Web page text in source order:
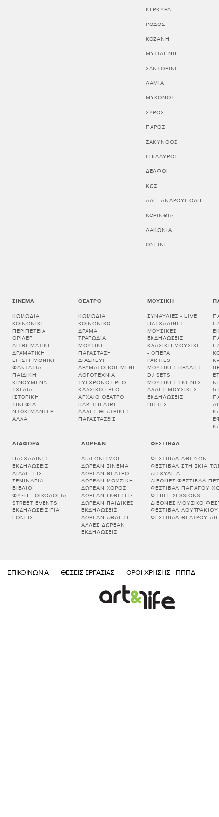
ΚΕΡΚΥΡΑ
ΡΟΔΟΣ
ΚΟΖΑΝΗ
ΜΥΤΙΛΗΝΗ
ΣΑΝΤΟΡΙΝΗ
ΛΑΜΙΑ
ΜΥΚΟΝΟΣ
ΣΥΡΟΣ
ΠΑΡΟΣ
ΖΑΚΥΝΘΟΣ
ΕΠΙΔΑΥΡΟΣ
ΔΕΛΦΟΙ
ΚΩΣ
ΑΛΕΞΑΝΔΡΟΥΠΟΛΗ
ΚΟΡΙΝΘΊΑ
ΛΑΚΩΝΊΑ
ONLINE
ΣΙΝΕΜΆ
ΚΩΜΩΔΊΑ
ΚΟΙΝΩΝΙΚΉ
ΠΕΡΙΠΈΤΕΙΑ
ΘΡΊΛΕΡ
ΑΙΣΘΗΜΑΤΙΚΉ
ΔΡΑΜΑΤΙΚΉ
ΕΠΙΣΤΗΜΟΝΙΚΉ
ΦΑΝΤΑΣΊΑ
ΠΑΙΔΙΚΉ
ΚΙΝΟΎΜΕΝΑ
ΣΧΈΔΙΑ
ΙΣΤΟΡΙΚΉ
ΣΙΝΕΦΊΛ
ΝΤΟΚΙΜΑΝΤΈΡ
ΆΛΛΑ
ΘΈΑΤΡΟ
ΚΩΜΩΔΊΑ
ΚΟΙΝΩΝΙΚΌ
ΔΡΆΜΑ
ΤΡΑΓΩΔΊΑ
ΜΟΥΣΙΚΉ
ΠΑΡΆΣΤΑΣΗ
ΔΙΑΣΚΕΥΉ
ΔΡΑΜΑΤΟΠΟΙΗΜΈΝΗ
ΛΟΓΟΤΕΧΝΊΑ
ΣΎΓΧΡΟΝΟ ΈΡΓΟ
ΚΛΑΣΙΚΌ ΈΡΓΟ
ΑΡΧΑΊΟ ΘΈΑΤΡΟ
BAR THEATRE
ΆΛΛΕΣ ΘΕΑΤΡΙΚΈΣ
ΠΑΡΑΣΤΆΣΕΙΣ
ΜΟΥΣΙΚΉ
ΣΥΝΑΥΛΊΕΣ - LIVE
ΠΑΣΧΑΛΙΝΈΣ
ΜΟΥΣΙΚΈΣ
ΕΚΔΗΛΏΣΕΙΣ
ΚΛΑΣΙΚΉ ΜΟΥΣΙΚΉ
- ΌΠΕΡΑ
PARTIES
ΜΟΥΣΙΚΈΣ ΒΡΑΔΙΈΣ
DJ SETS
ΜΟΥΣΙΚΈΣ ΣΚΗΝΈΣ
ΆΛΛΕΣ ΜΟΥΣΙΚΈΣ
ΕΚΔΗΛΏΣΕΙΣ
ΠΊΣΤΕΣ
5
ΔΙΆΦΟΡΑ
ΠΑΣΧΑΛΙΝΈΣ
ΕΚΔΗΛΏΣΕΙΣ
ΔΙΑΛΕΞΕΙΣ -
ΣΕΜΙΝΑΡΙΑ
ΒΙΒΛΊΟ
ΦΎΣΗ - ΟΙΚΟΛΟΓΊΑ
STREET EVENTS
ΕΚΔΗΛΏΣΕΙΣ ΓΙΑ
ΓΟΝΕΊΣ
ΔΩΡΕΆΝ
ΔΙΑΓΩΝΙΣΜΟΊ
ΔΩΡΕΆΝ ΣΙΝΕΜΆ
ΔΩΡΕΆΝ ΘΈΑΤΡΟ
ΔΩΡΕΆΝ ΜΟΥΣΙΚΉ
ΔΩΡΕΆΝ ΧΟΡΌΣ
ΔΩΡΕΆΝ ΕΚΘΈΣΕΙΣ
ΔΩΡΕΆΝ ΠΑΙΔΙΚΈΣ
ΕΚΔΗΛΏΣΕΙΣ
ΔΩΡΕΆΝ ΆΘΛΗΣΗ
ΆΛΛΕΣ ΔΩΡΕΆΝ
ΕΚΔΗΛΏΣΕΙΣ
ΦΕΣΤΙΒΆΛ
ΦΕΣΤΙΒΆΛ ΑΘΗΝΏΝ
ΦΕΣΤΙΒΆΛ ΣΤΗ ΣΚΙΆ
ΑΙΣΧΎΛΕΙΑ
ΔΙΕΘΝΈΣ ΦΕΣΤΙΒΆΛ
ΦΕΣΤΙΒΆΛ ΠΑΠΆΓΟΥ
Φ HILL SESSIONS
ΔΙΕΘΝΈΣ ΜΟΥΣΙΚΌ
ΦΕΣΤΙΒΆΛ ΛΟΥΤΡΑΚΊΟΥ
ΦΕΣΤΙΒΆΛ ΘΕΆΤΡΟΥ
ΕΠΙΚΟΙΝΩΝΊΑ ΘΈΣΕΙΣ ΕΡΓΑΣΊΑΣ ΌΡΟΙ ΧΡΉΣΗΣ - ΠΠΠΔ